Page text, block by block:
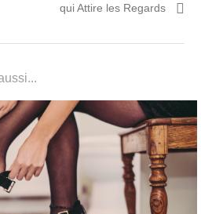
qui Attire les Regards